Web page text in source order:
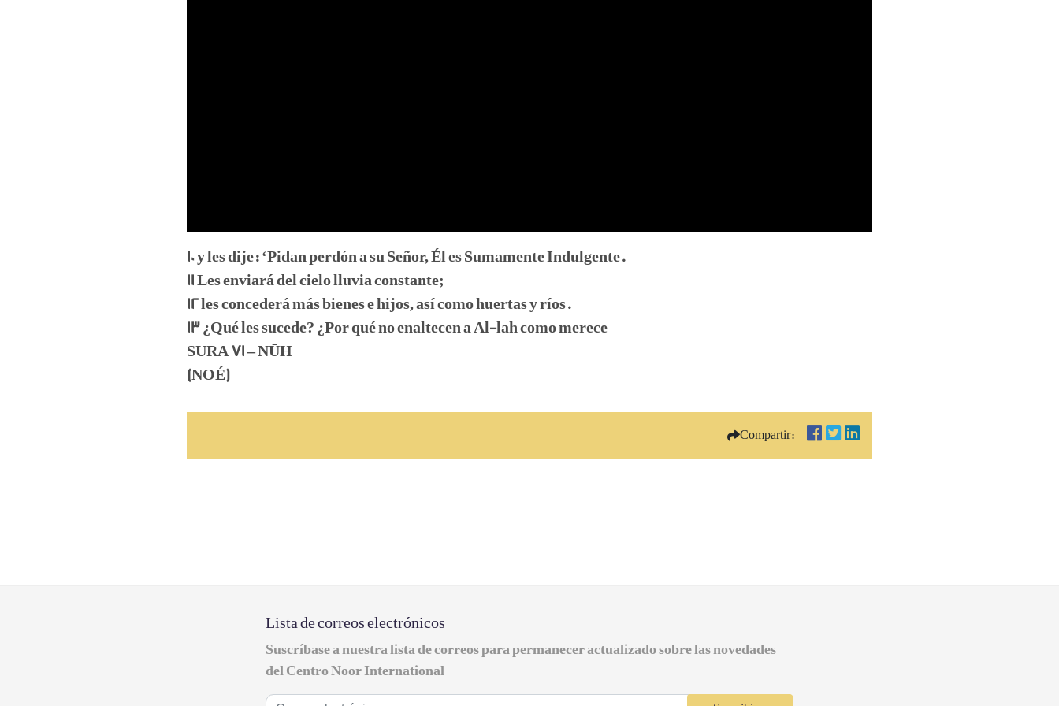
10 y les dije: ‘Pidan perdón a su Señor, Él es Sumamente Indulgente.
11 Les enviará del cielo lluvia constante;
12 les concederá más bienes e hijos, así como huertas y ríos.
13 ¿Qué les sucede? ¿Por qué no enaltecen a Al-lah como merece
SURA 71 – NŪH
(NOÉ)
Compartir:
Lista de correos electrónicos
Suscríbase a nuestra lista de correos para permanecer actualizado sobre las novedades
del Centro Noor International